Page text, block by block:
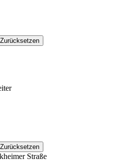
Zurücksetzen
Zurücksetzen
Straße